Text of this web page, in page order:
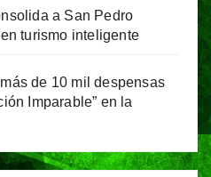
a San Pedro
turismo inteligente
de 10 mil despensas
Imparable” en la